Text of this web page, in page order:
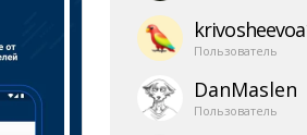
Пользователь
DanMaslen
Пользователь